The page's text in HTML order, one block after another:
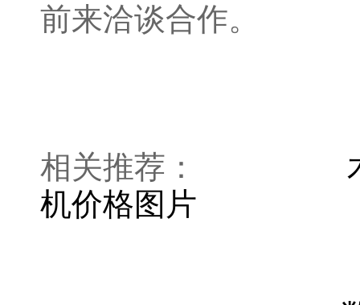
前来洽谈合作。
相关推荐：
机价格图片